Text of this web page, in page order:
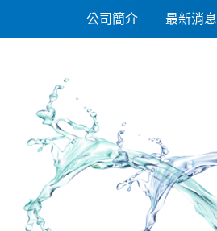
公司簡介 最新消息